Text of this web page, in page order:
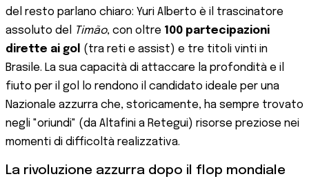
del resto parlano chiaro: Yuri Alberto è il trascinatore
assoluto del
Timão, con oltre 100 partecipazioni
dirette ai gol (tra reti e assist) e tre titoli vinti in
Brasile. La sua capacità di attaccare la profondità e il
fiuto per il gol lo rendono il candidato ideale per una
Nazionale azzurra che, storicamente, ha sempre trovato
negli "oriundi" (da Altafini a Retegui) risorse preziose nei
momenti di difficoltà realizzativa.
La rivoluzione azzurra dopo il flop mondiale